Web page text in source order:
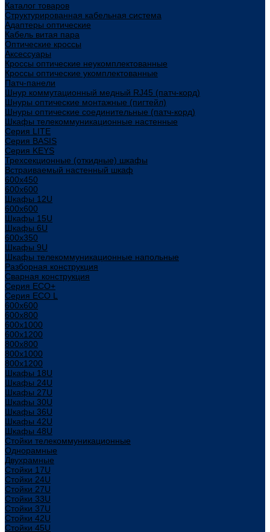
Каталог товаров
Структурированная кабельная система
Адаптеры оптические
Кабель витая пара
Оптические кроссы
Аксессуары
Кроссы оптические неукомплектованные
Кроссы оптические укомплектованные
Патч-панели
Шнур коммутационный медный RJ45 (патч-корд)
Шнуры оптические монтажные (пигтейл)
Шнуры оптические соединительные (патч-корд)
Шкафы телекоммуникационные настенные
Cерия LITE
Cерия BASIS
Cерия KEYS
Трехсекционные (откидные) шкафы
Встраиваемый настенный шкаф
600x450
600x600
Шкафы 12U
600x600
Шкафы 15U
Шкафы 6U
600x350
Шкафы 9U
Шкафы телекоммуникационные напольные
Разборная конструкция
Сварная конструкция
Серия ECO+
Серия ECO L
600x600
600x800
600х1000
600х1200
800x800
800х1000
800х1200
Шкафы 18U
Шкафы 24U
Шкафы 27U
Шкафы 30U
Шкафы 36U
Шкафы 42U
Шкафы 48U
Стойки телекоммуникационные
Однорамные
Двухрамные
Стойки 17U
Стойки 24U
Стойки 27U
Стойки 33U
Стойки 37U
Стойки 42U
Стойки 45U